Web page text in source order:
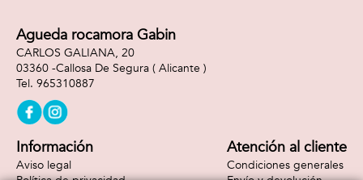
Agueda rocamora Gabin
CARLOS GALIANA, 20
03360 -Callosa De Segura ( Alicante )
965310887
Información
Aviso legal
Atención al cliente
Condiciones generales